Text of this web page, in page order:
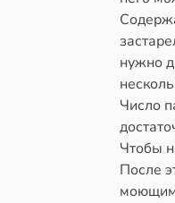
нужно
Число
Чтобы
После